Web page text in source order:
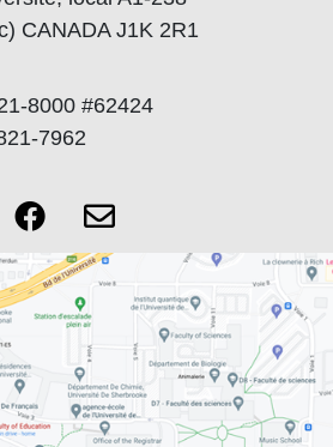
CANADA J1K 2R1
8000 #62424
7962